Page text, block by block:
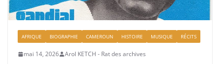
AFRIQUE BIOGRAPHIE CAMEROUN HISTOIRE MUSIQUE RÉCITS
mai 14, 2026 Arol KETCH - Rat des archives